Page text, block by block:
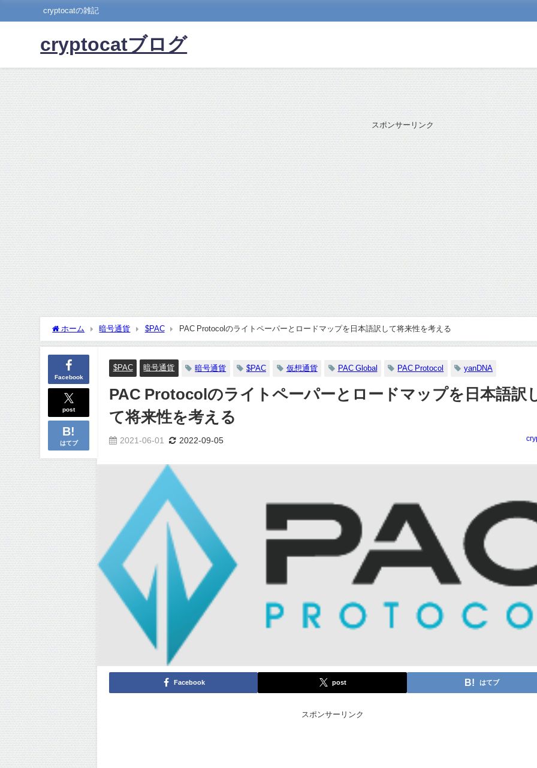
cryptocatの雑記
cryptocatブログ
スポンサーリンク
ホーム 暗号通貨 $PAC PAC Protocolのライトペーパーとロードマップを日本語訳して将来性を考える
Facebook
post
はてブ
$PAC 暗号通貨 暗号通貨 $PAC 仮想通貨 PAC Global PAC Protocol yanDNA
PAC Protocolのライトペーパーとロードマップを日本語訳
て将来性を考える
2021-06-01 2022-09-05
Facebook post はてブ
スポンサーリンク